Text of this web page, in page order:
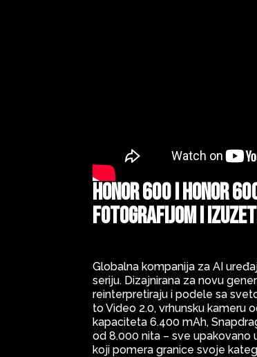
HONOR 600 i
fotografijom i
Globalna kompanija za AI
seriju. Dizajnirana za novu
reinterpretiraju i podele sa
to Video 2.0, vrhunsku kameru
kapaciteta 6.400 mAh,
od 8.000 nita – sve upakovano
koji pomera granice svoje